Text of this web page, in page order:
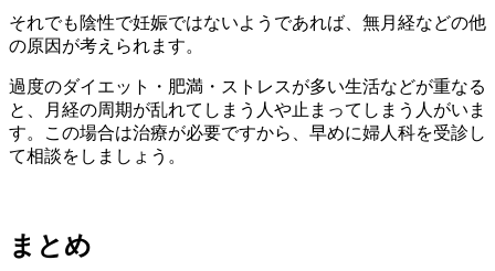
それでも陰性で妊娠ではないようであれば、無月経などの他
の原因が考えられます。
過度のダイエット・肥満・ストレスが多い生活などが重なる
と、月経の周期が乱れてしまう人や止まってしまう人がいま
す。この場合は治療が必要ですから、早めに婦人科を受診し
て相談をしましょう。
まとめ